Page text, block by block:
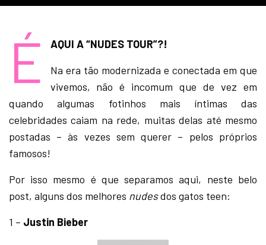
É
AQUI A “NUDES TOUR”?!
Na era tão modernizada e conectada em que
vivemos, não é incomum que de vez em
quando algumas fotinhos mais íntimas das
celebridades caiam na rede, muitas delas até mesmo
postadas – às vezes sem querer – pelos próprios
famosos!
Por isso mesmo é que separamos aqui, neste belo
post, alguns dos melhores nudesdos gatos teen:
1 – Justin Bieber